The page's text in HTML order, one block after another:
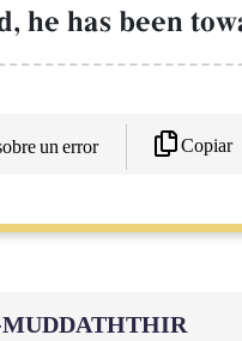
he has been
un error Copiar